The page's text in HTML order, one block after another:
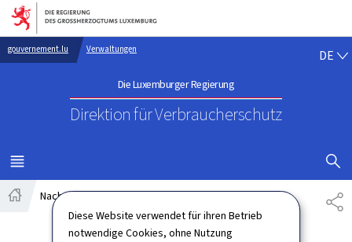
Diese Website verwendet für ihren Betrieb
notwendige Cookies, ohne Nutzung
Zur Hauptnavigation
Zum Inhalt
gouvernement.lu Verwaltungen
Die Luxemburger Regierung
Direktion für Verbraucherschutz
DE
MENÜ
HAUPT-
Startseite
Nachrichten